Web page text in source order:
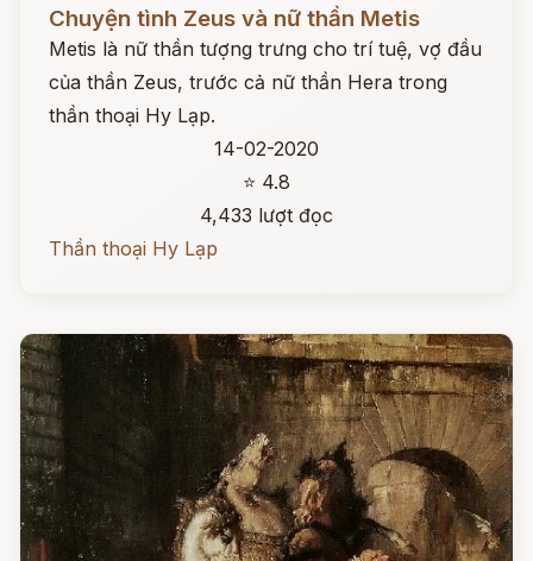
Chuyện tình Zeus và nữ thần Metis
Metis là nữ thần tượng trưng cho trí tuệ, vợ đầu
của thần Zeus, trước cả nữ thần Hera trong
thần thoại Hy Lạp.
14-02-2020
⭐ 4.8
4,433 lượt đọc
Thần thoại Hy Lạp